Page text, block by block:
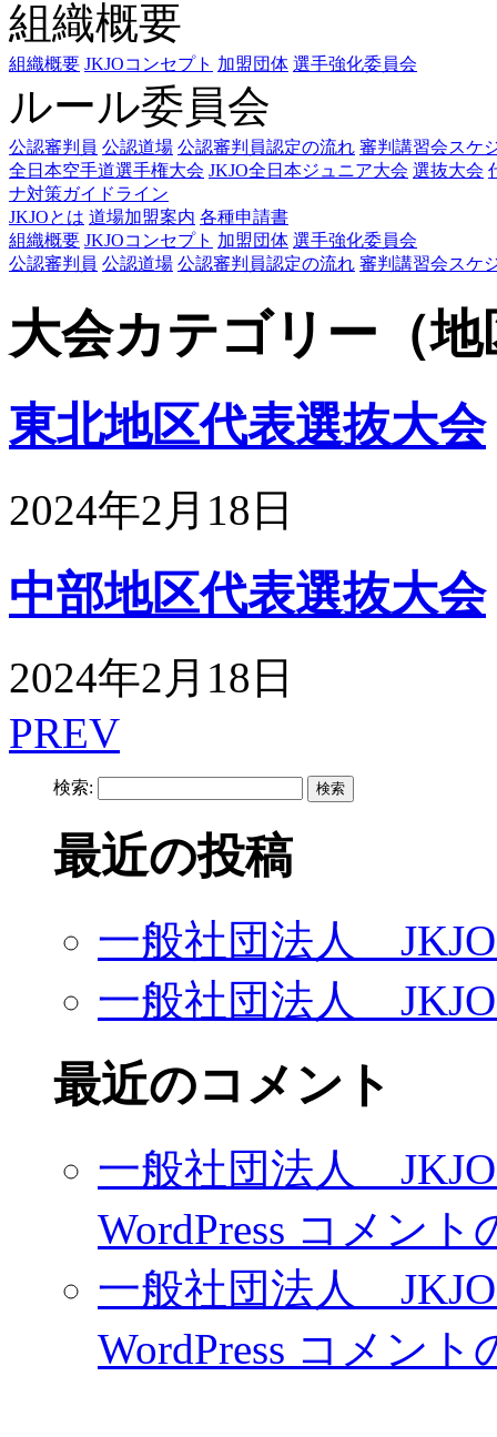
組織概要
組織概要 JKJOコンセプト 加盟団体 選手強化委員会
ルール委員会
公認審判員 公認道場 公認審判員認定の流れ 審判講習会スケ
全日本空手道選手権大会 JKJO全日本ジュニア大会 選抜大会
ナ対策ガイドライン
JKJOとは 道場加盟案内 各種申請書
組織概要 JKJOコンセプト 加盟団体 選手強化委員会
公認審判員 公認道場 公認審判員認定の流れ 審判講習会スケ
大会カテゴリー（
東北地区代表選抜大会
2024年2月18日
中部地区代表選抜大会
2024年2月18日
PREV
検索:
最近の投稿
一般社団法人
一般社団法人
最近のコメント
一般社団法人
WordPress コメント
一般社団法人
WordPress コメント